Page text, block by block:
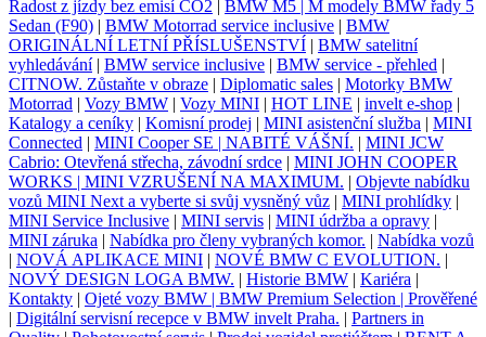
Radost z jízdy bez emisí CO2 | BMW M5 | M modely BMW řady 5
Sedan (F90) | BMW Motorrad service inclusive | BMW
ORIGINÁLNÍ LETNÍ PŘÍSLUŠENSTVÍ | BMW satelitní
vyhledávání| BMW service inclusive | BMW service - přehled |
CITNOW. Zůstaňte v obraze | Diplomatic sales | Motorky BMW
Motorrad | Vozy BMW | Vozy MINI | HOT LINE | invelt e-shop |
Katalogy a ceníky | Komisní prodej | MINI asistenční služba | MINI
Connected | MINI Cooper SE | NABITÉ VÁŠNÍ. | MINI JCW
Cabrio: Otevřená střecha, závodní srdce | MINI JOHN COOPER
WORKS | MINI VZRUŠENÍ NA MAXIMUM. | Objevte nabídku
vozů MINI Next a vyberte si svůj vysněný vůz | MINI prohlídky |
MINI Service Inclusive | MINI servis | MINI údržba a opravy |
MINI záruka | Nabídka pro členy vybraných komor. | Nabídka vozů
| NOVÁ APLIKACE MINI | NOVÉ BMW C EVOLUTION. |
NOVÝ DESIGN LOGA BMW. | Historie BMW | Kariéra |
Kontakty | Ojeté vozy BMW | BMW Premium Selection | Prověřené
| Digitální servisní recepce v BMW invelt Praha. | Partners in